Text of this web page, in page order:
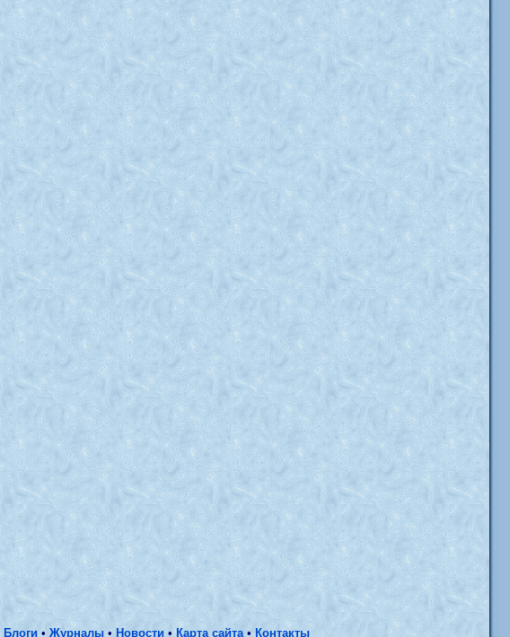
Блоги• Журналы• Новости •Карта сайта•Контакты